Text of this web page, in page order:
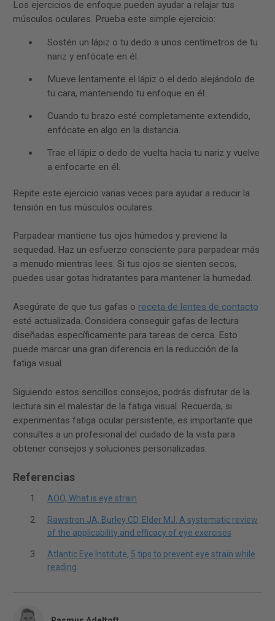
Los ejercicios de enfoque pueden ayudar a relajar tus
músculos oculares. Prueba este simple ejercicio:
Sostén un lápiz o tu dedo a unos centímetros de tu
nariz y enfócate en él.
Mueve lentamente el lápiz o el dedo alejándolo de
tu cara, manteniendo tu enfoque en él.
Cuando tu brazo esté completamente extendido,
enfócate en algo en la distancia.
Trae el lápiz o dedo de vuelta hacia tu nariz y vuelve
a enfocarte en él.
Repite este ejercicio varias veces para ayudar a reducir la
tensión en tus músculos oculares.
Parpadear mantiene tus ojos húmedos y previene la
sequedad. Haz un esfuerzo consciente para parpadear más
a menudo mientras lees. Si tus ojos se sienten secos,
puedes usar gotas hidratantes para mantener la humedad.
Asegúrate de que tus gafas o receta de lentes de contacto
esté actualizada. Considera conseguir gafas de lectura
diseñadas específicamente para tareas de cerca. Esto
puede marcar una gran diferencia en la reducción de la
fatiga visual.
Siguiendo estos sencillos consejos, podrás disfrutar de la
lectura sin el malestar de la fatiga visual. Recuerda, si
experimentas fatiga ocular persistente, es importante que
consultes a un profesional del cuidado de la vista para
obtener consejos y soluciones personalizadas.
Referencias
AOO, What is eye strain
Rawstron JA, Burley CD, Elder MJ. A systematic review
of the applicability and efficacy of eye exercises
Atlantic Eye Institute, 5 tips to prevent eye strain while
reading